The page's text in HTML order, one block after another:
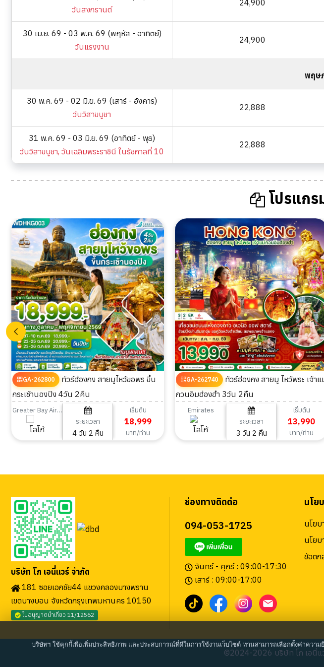
วันสงกรานต์
24,900
30 เม.ย. 69 - 03 พ.ค. 69 (พฤหัส - อาทิตย์)
วันแรงงาน
24,900
พฤษ
30 พ.ค. 69 - 02 มิ.ย. 69 (เสาร์ - อังคาร)
วันวิสาขบูชา
22,888
31 พ.ค. 69 - 03 มิ.ย. 69 (อาทิตย์ - พุธ)
วันวิสาขบูชา, วันเฉลิมพระราชินี ในรัชกาลที่ 10
22,888
โปรแก
GA-262800
ทัวร์ฮ่องกง สายมูไหว้ขอพร ขึ้น
กระเช้านองปิง 4วัน 2คืน
Greater Bay Airlines
ระยะเวลา
4 วัน 2 คืน
เริ่มต้น
18,999
บาท/ท่าน
GA-262740
ทัวร์ฮ่องกง สายมู ไหว้พระ เจ้าแม่
กวนอิมฮ่องฮำ 3วัน 2คืน
Emirates
ระยะเวลา
3 วัน 2 คืน
เริ่มต้น
13,990
บาท/ท่าน
บริษัท โก เอนี่แวร์ จำกัด
181 ซอยเอกชัย44 แขวงคลองบางพราน
เขตบางบอน จังหวัดกรุงเทพมหานคร 10150
ใบอนุญาตนำเที่ยว 11/12562
ช่องทางติดต่อ
094-053-1725
จันทร์ - ศุกร์ : 09:00-17:30
เสาร์ : 09:00-17:00
นโย
นโยบ
นโยบ
ข้อตก
©2024-2026 บริษัท โก เอนี่แว
บริษัทฯ ใช้คุกกี้เพื่อเพิ่มประสิทธิภาพ และประสบการณ์ที่ดีในการใช้งานเว็บไซต์ ท่านสามารถเลือกตั้งค่าคว